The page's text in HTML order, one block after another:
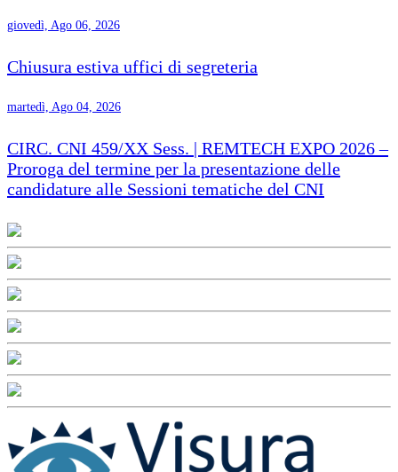
giovedì, Ago 06, 2026
Chiusura estiva uffici di segreteria
martedì, Ago 04, 2026
CIRC. CNI 459/XX Sess. | REMTECH EXPO 2026 –
Proroga del termine per la presentazione delle
candidature alle Sessioni tematiche del CNI